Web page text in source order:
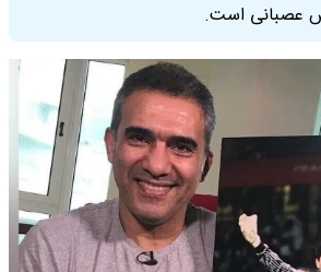
عصبانی است.